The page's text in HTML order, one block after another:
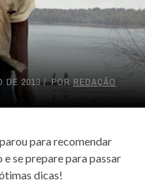
DE 2013 POR REDAÇÃO
para recomendar
se prepare para passar
dicas!